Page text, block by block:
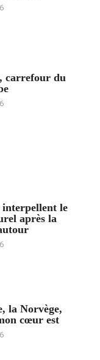
carrefour du
interpellent le
après la
la Norvège,
cœur est